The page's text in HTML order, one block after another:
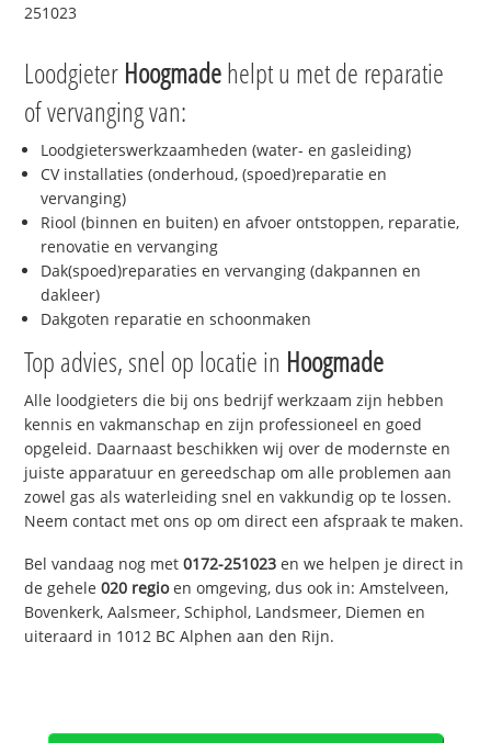
251023
Loodgieter Hoogmadehelpt u met de reparatie
of vervanging van:
Loodgieterswerkzaamheden (water- en gasleiding)
CV installaties (onderhoud, (spoed)reparatie en
vervanging)
Riool (binnen en buiten) en afvoer ontstoppen, reparatie,
renovatie en vervanging
Dak(spoed)reparaties en vervanging (dakpannen en
dakleer)
Dakgoten reparatie en schoonmaken
Top advies, snel op locatie in Hoogmade
Alle loodgieters die bij ons bedrijf werkzaam zijn hebben
kennis en vakmanschap en zijn professioneel en goed
opgeleid. Daarnaast beschikken wij over de modernste en
juiste apparatuur en gereedschap om alle problemen aan
zowel gas als waterleiding snel en vakkundig op te lossen.
Neem contact met ons op om direct een afspraak te maken.
Bel vandaag nog met0172-251023 en we helpen je direct in
de gehele020 regioen omgeving, dus ook in: Amstelveen,
Bovenkerk, Aalsmeer, Schiphol, Landsmeer, Diemen en
uiteraard in 1012 BC Alphen aan den Rijn.